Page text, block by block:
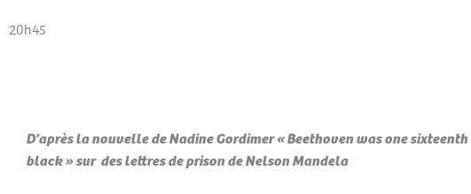
20h45
D’après la nouvelle de Nadine Gordimer « Beethoven was one sixteenth
black » sur des lettres de prison de Nelson Mandela